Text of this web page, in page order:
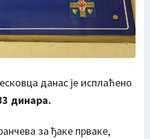
данас је исплаћено
динара.
за ђаке прваке,